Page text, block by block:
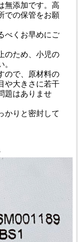
無添加です。高
での保管をお願
べくお早めにご
のため、小児の
ので、原材料の
や大きさに若干
題はありませ
かりと密封して